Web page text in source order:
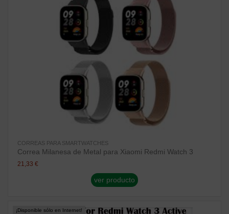
CORREAS PARA SMARTWATCHES
Correa Milanesa de Metal para Xiaomi Redmi Watch 3
21,33 €
ver producto
¡Disponible sólo en Internet!